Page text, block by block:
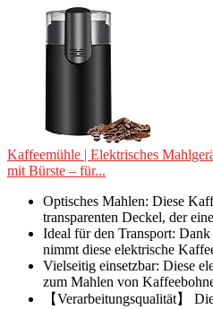
Kaffeemühle | Elektrisches
mit Bürste – für...
Optisches Mahlen: Diese
transparenten Deckel, der
Ideal für den Transport:
nimmt diese elektrische
Vielseitig einsetzbar: Diese
zum Mahlen von
【Verarbeitungsqualität】